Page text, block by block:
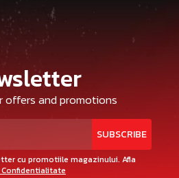
offers and promotions
cu promotiile magazinului. Afla